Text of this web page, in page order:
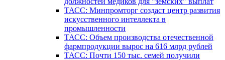
ТАСС: Минпромторг создаст центр развития
искусственного интеллекта в
промышленности
ТАСС: Объем производства отечественной
фармпродукции вырос на 616 млрд рублей
ТАСС: Почти 150 тыс. семей получили